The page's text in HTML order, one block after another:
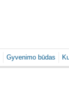
Gyvenimo būdas